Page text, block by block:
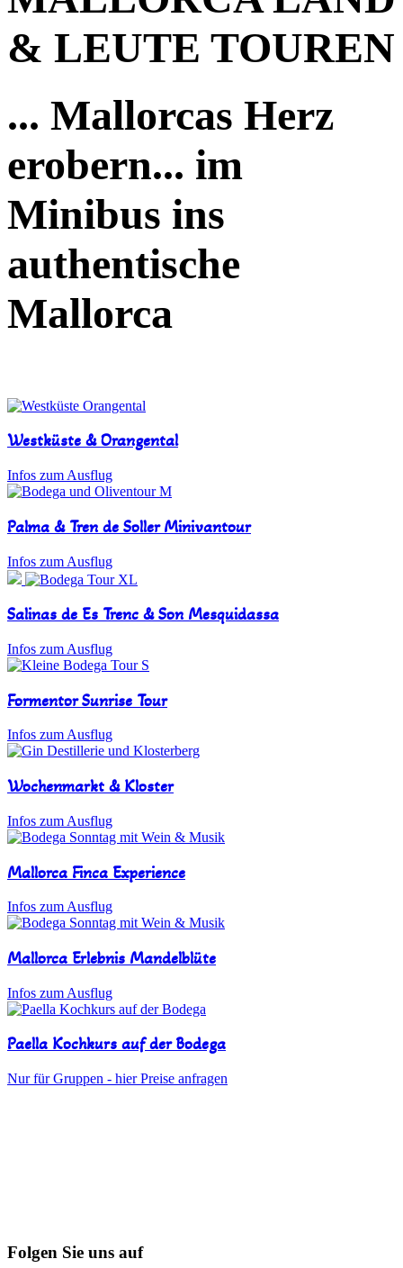
& LEUTE TOUREN
... Mallorcas Herz
erobern... im
Minibus ins
authentische
Mallorca
Westküste & Orangental
Infos zum Ausflug
Palma & Tren de Soller Minivantour
Infos zum Ausflug
Salinas de Es Trenc & Son Mesquidassa
Infos zum Ausflug
Formentor Sunrise Tour
Infos zum Ausflug
Wochenmarkt & Kloster
Infos zum Ausflug
Mallorca Finca Experience
Infos zum Ausflug
Mallorca Erlebnis Mandelblüte
Infos zum Ausflug
Paella Kochkurs auf der Bodega
Nur für Gruppen - hier Preise anfragen
Folgen Sie uns auf